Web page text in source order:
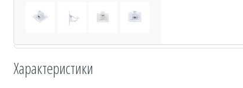
Характеристики